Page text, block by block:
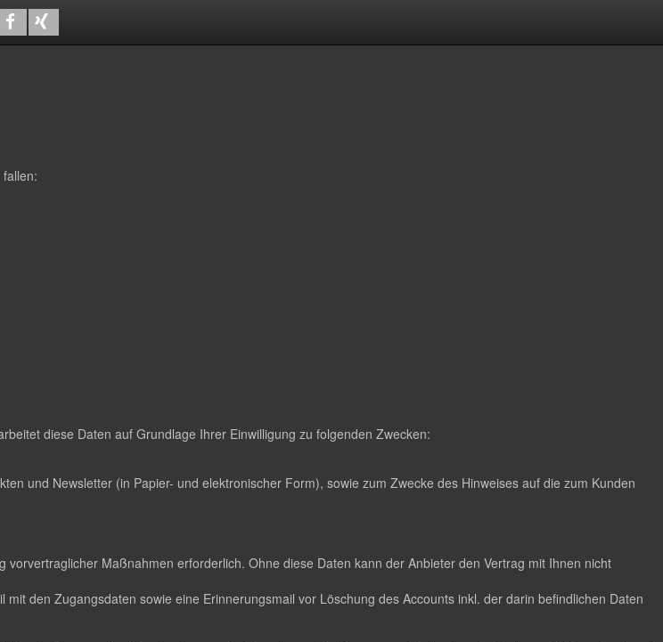
diese Daten auf Grundlage Ihrer Einwilligung zu folgenden Zwecken:
und Newsletter (in Papier- und elektronischer Form), sowie zum Zwecke des Hinweises auf die zum Kunden
Maßnahmen erforderlich. Ohne diese Daten kann der Anbieter den Vertrag mit Ihnen nicht
den Zugangsdaten sowie eine Erinnerungsmail vor Löschung des Accounts inkl. der darin befindlichen Daten